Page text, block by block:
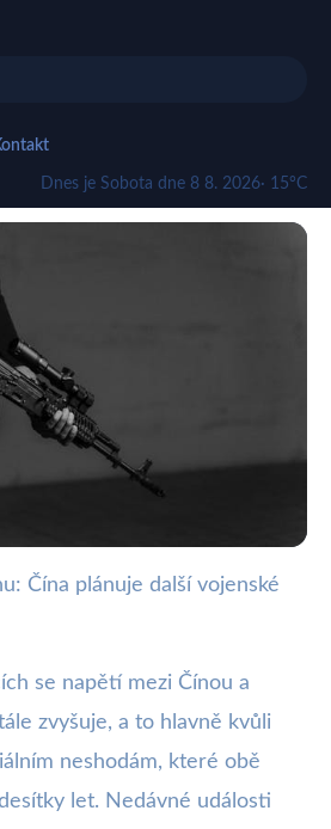
Dnes je Sobota dne 8 8. 2026· 15°C
Napětí u
to Znamená?
· Autor: Milan Jiránek
Čína plánuje další vojenské
se napětí mezi Čínou a
zvyšuje, a to hlavně kvůli
neshodám, které obě
let. Nedávné události